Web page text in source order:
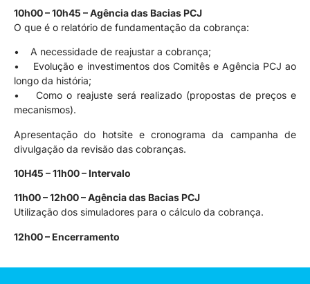
10h00 – 10h45 – Agência das Bacias PCJ
O que é o relatório de fundamentação da cobrança:
• A necessidade de reajustar a cobrança;
• Evolução e investimentos dos Comitês e Agência PCJ ao
longo da história;
• Como o reajuste será realizado (propostas de preços e
mecanismos).
Apresentação do hotsite e cronograma da campanha de
divulgação da revisão das cobranças.
10H45 – 11h00 – Intervalo
11h00 – 12h00 – Agência das Bacias PCJ
Utilização dos simuladores para o cálculo da cobrança.
12h00 – Encerramento